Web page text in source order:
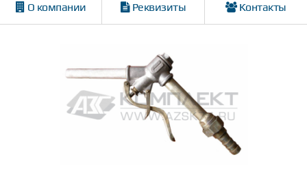
О компании Реквизиты Контакты